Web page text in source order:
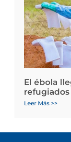
El ébola
refugiados
Leer Más >>